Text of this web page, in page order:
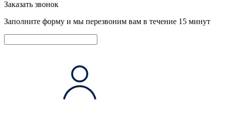
Заказать звонок
Заполните форму и мы перезвоним вам в течение 15 минут